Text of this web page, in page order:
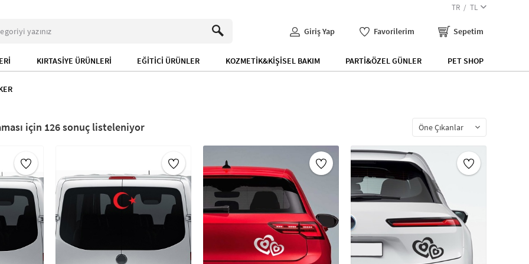
TR TL
Giriş Yap Favorilerim Sepetim
KIRTASİYE ÜRÜNLERİ EĞİTİCİ ÜRÜNLER KOZMETİK&KİŞİSEL BAKIM PARTİ&ÖZEL GÜNLER PET SHOP
126sonuç listeleniyor